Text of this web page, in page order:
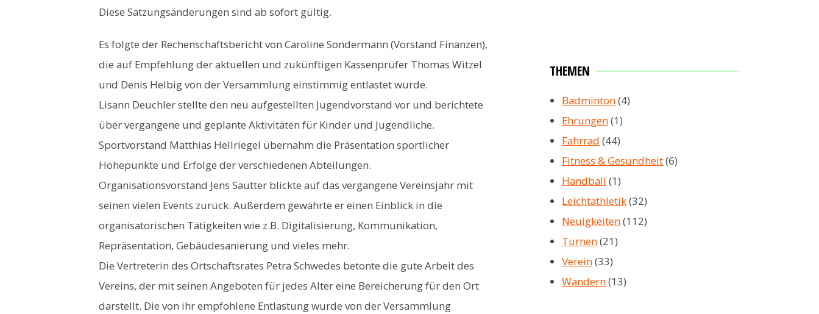
Diese Satzungsänderungen sind ab sofort gültig.
Es folgte der Rechenschaftsbericht von Caroline Sondermann (Vorstand Finanzen),
die auf Empfehlung der aktuellen und zukünftigen Kassenprüfer Thomas Witzel
und Denis Helbig von der Versammlung einstimmig entlastet wurde.
Lisann Deuchler stellte den neu aufgestellten Jugendvorstand vor und berichtete
über vergangene und geplante Aktivitäten für Kinder und Jugendliche.
Sportvorstand Matthias Hellriegel übernahm die Präsentation sportlicher
Höhepunkte und Erfolge der verschiedenen Abteilungen.
Organisationsvorstand Jens Sautter blickte auf das vergangene Vereinsjahr mit
seinen vielen Events zurück. Außerdem gewährte er einen Einblick in die
organisatorischen Tätigkeiten wie z.B. Digitalisierung, Kommunikation,
Repräsentation, Gebäudesanierung und vieles mehr.
Die Vertreterin des Ortschaftsrates Petra Schwedes betonte die gute Arbeit des
Vereins, der mit seinen Angeboten für jedes Alter eine Bereicherung für den Ort
darstellt. Die von ihr empfohlene Entlastung wurde von der Versammlung
THEMEN
Badminton(4)
Ehrungen(1)
Fahrrad (44)
Fitness & Gesundheit(6)
Handball (1)
Leichtathletik(32)
Neuigkeiten(112)
Turnen(21)
Verein(33)
Wandern(13)